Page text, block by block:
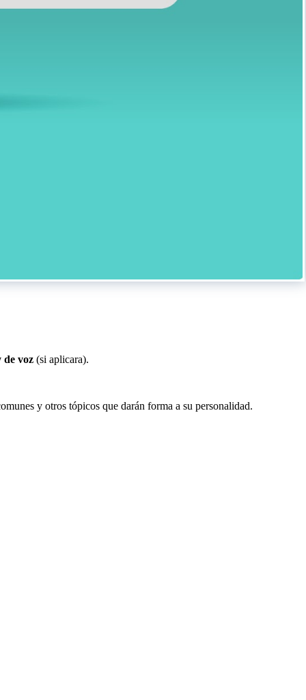
de voz (si aplicara).
y otros tópicos que darán forma a su personalidad.